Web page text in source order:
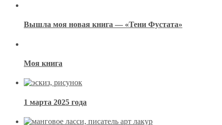
Вышла моя новая книга — «Тени Фустата»
Моя книга
1 марта 2025 года